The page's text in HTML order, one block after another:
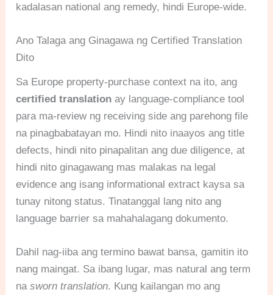
kadalasan national ang remedy, hindi Europe-wide.
Ano Talaga ang Ginagawa ng Certified Translation
Dito
Sa Europe property-purchase context na ito, ang
certified translation ay language-compliance tool
para ma-review ng receiving side ang parehong file
na pinagbabatayan mo. Hindi nito inaayos ang title
defects, hindi nito pinapalitan ang due diligence, at
hindi nito ginagawang mas malakas na legal
evidence ang isang informational extract kaysa sa
tunay nitong status. Tinatanggal lang nito ang
language barrier sa mahahalagang dokumento.
Dahil nag-iiba ang termino bawat bansa, gamitin ito
nang maingat. Sa ibang lugar, mas natural ang term
nasworn translation. Kung kailangan mo ang